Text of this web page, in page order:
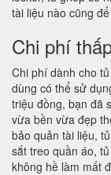
tài liệu nào cũng
Chi phí
Chi phí dành cho
dùng có thể sử
triệu đồng, bạn đã
vừa bền vừa đẹp
bảo quản tài liệu,
sắt treo quần áo,
không hề làm mất